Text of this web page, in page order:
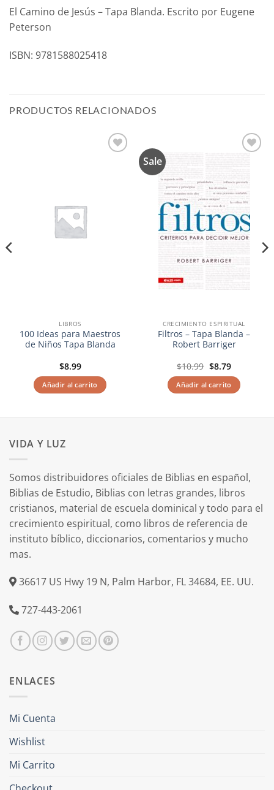
El Camino de Jesús – Tapa Blanda. Escrito por Eugene
Peterson
ISBN: 9781588025418
PRODUCTOS RELACIONADOS
LIBROS
100 Ideas para Maestros
de Niños Tapa Blanda
$8.99
Añadir al carrito
Sale
deseos
CRECIMIENTO ESPIRITUAL
Filtros – Tapa Blanda –
Robert Barriger
$10.99 El
precio
original
era:
$10.99.
$8.79El
actual
es:
$8.79.
Añadir al carrito
VIDA Y LUZ
Somos distribuidores oficiales de Biblias en español,
Biblias de Estudio, Biblias con letras grandes, libros
cristianos, material de escuela dominical y todo para el
crecimiento espiritual, como libros de referencia de
instituto bíblico, diccionarios, comentarios y mucho
mas.
36617 US Hwy 19 N, Palm Harbor, FL 34684, EE. UU.
727-443-2061
ENLACES
Mi Cuenta
Wishlist
Mi Carrito